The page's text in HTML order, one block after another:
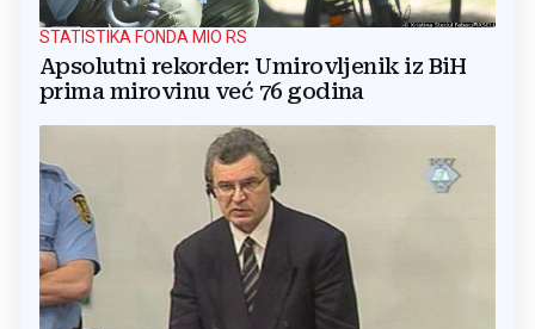
STATISTIKA FONDA MIO RS
Apsolutni rekorder: Umirovljenik iz BiH
prima mirovinu već 76 godina